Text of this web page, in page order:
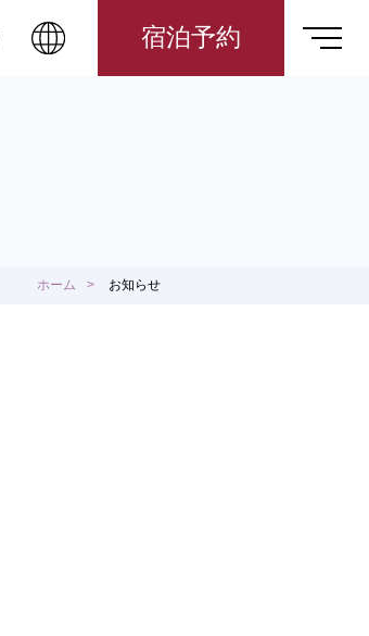
宿泊予約
ホーム お知らせ